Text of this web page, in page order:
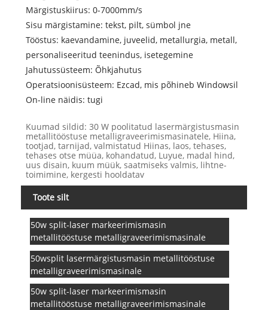
Märgistuskiirus: 0-7000mm/s
Sisu märgistamine: tekst, pilt, sümbol jne
Tööstus: kaevandamine, juveelid, metallurgia, metall,
personaliseeritud teenindus, isetegemine
Jahutussüsteem: Õhkjahutus
Operatsioonisüsteem: Ezcad, mis põhineb Windowsil
On-line näidis: tugi
Kuumad sildid: 30 W poolitatud lasermärgistusmasin
metallitööstuse metalligraveerimismasinatele, Hiina,
tootjad, tarnijad, valmistatud Hiinas, laos, tehases,
tehases otse müüa, kohandatud, Luyue, madal hind,
uus disain, kuum müük, saatmiseks valmis, lihtne-
toimimine, kergesti hooldatav
Toote silt
50w split-laser markeerimismasin
metallitööstuse metalligraveerimismasinale
50wsplit lasermärgistusmasin metallitööstuse
metalligraveerimismasinale
50w split-laser markeerimismasin
metallitööstuse metalligraveerimismasinale